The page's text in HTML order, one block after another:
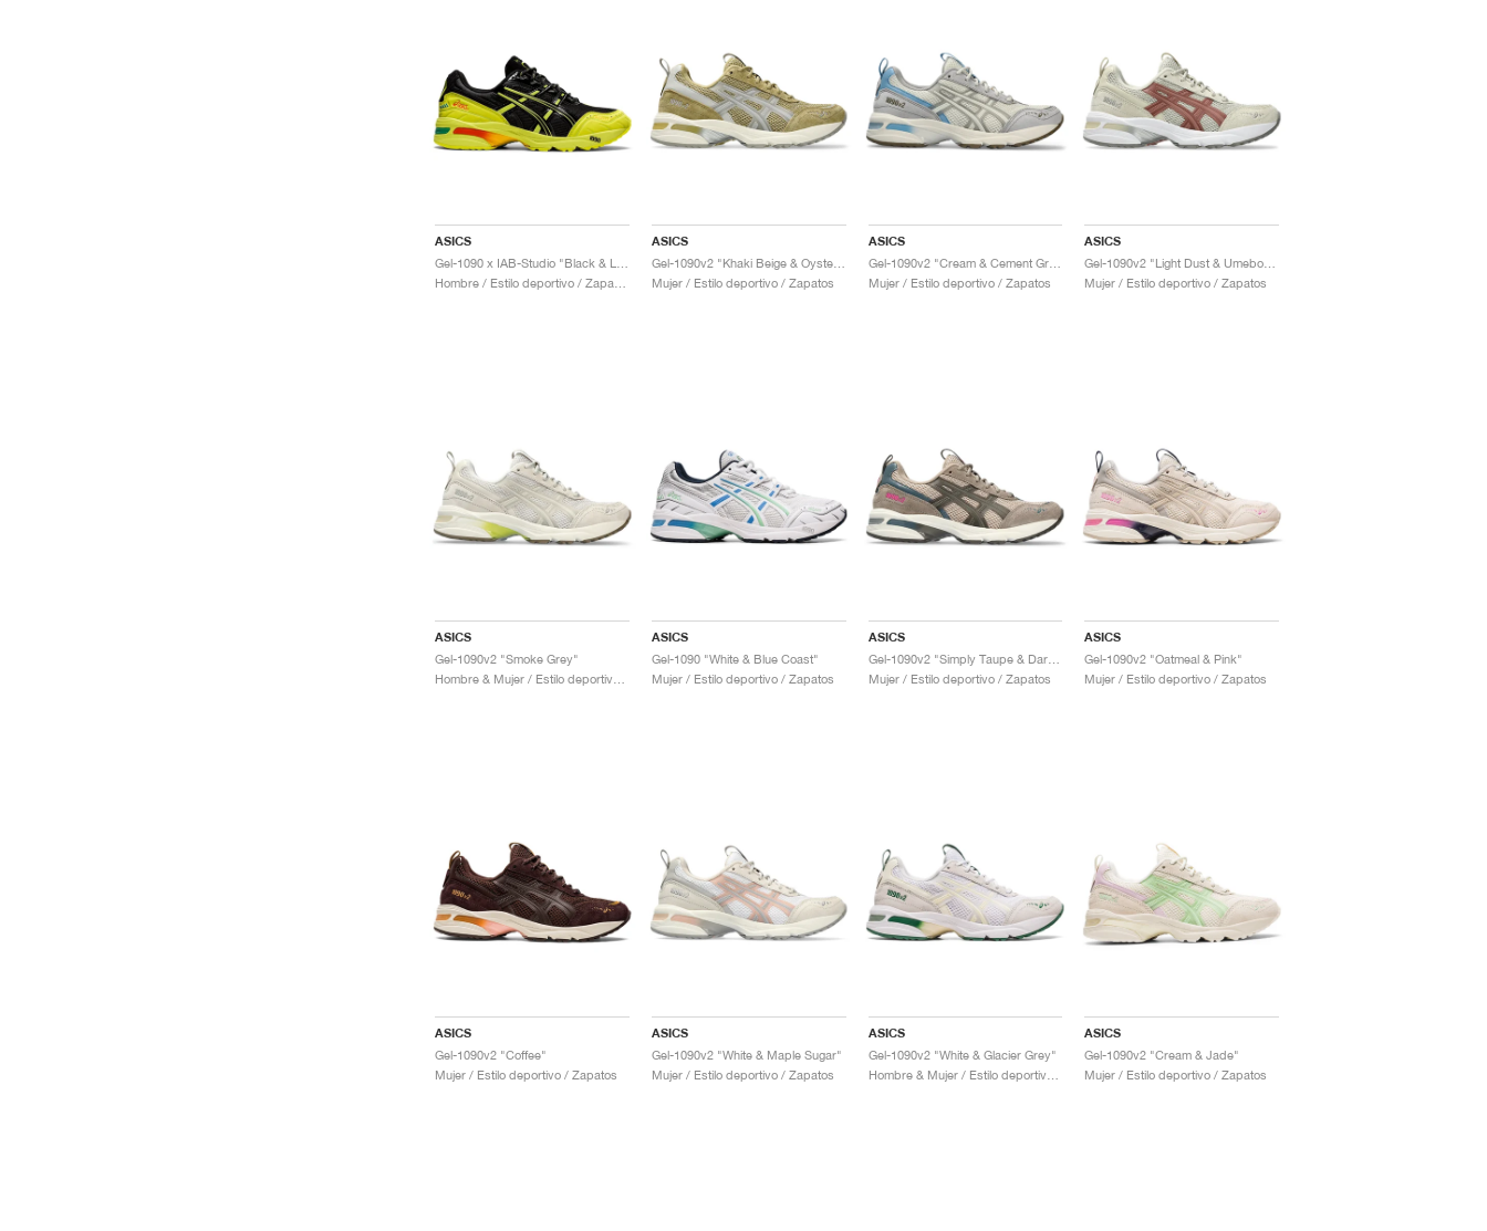
ASICS ASICS
Gel-1090v2 "Khaki Beige & Oyster Grey"
Mujer / Estilo deportivo / Zapatos
ASICS
Gel-1090v2 "Cream & Cement Grey"
Mujer / Estilo deportivo / Zapatos
ASICS
Mujer / Estilo deportivo / Zapatos
ASICS
Gel-1090v2 "Smoke Grey"
ASICS
Gel-1090 "White & Blue Coast"
Mujer / Estilo deportivo / Zapatos
ASICS
Gel-1090v2 "Simply Taupe & Dark Taupe"
Mujer / Estilo deportivo / Zapatos
ASICS
Gel-1090v2 "Oatmeal & Pink"
Mujer / Estilo deportivo / Zapatos
ASICS
Gel-1090v2 "Coffee"
Mujer / Estilo deportivo / Zapatos
ASICS
Gel-1090v2 "White & Maple Sugar"
Mujer / Estilo deportivo / Zapatos
ASICS
Gel-1090v2 "White & Glacier Grey"
ASICS
Gel-1090v2 "Cream & Jade"
Mujer / Estilo deportivo / Zapatos